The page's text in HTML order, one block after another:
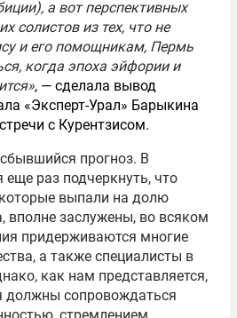
а вот перспективных
солистов из тех, что не
и его помощникам, Пермь
когда эпоха эйфории и
, — сделала вывод
«Эксперт-Урал» Барыкина
с Курентзисом.
прогноз. В
еще раз подчеркнуть, что
выпали на долю
вполне заслужены, во всяком
придерживаются многие
а также специалисты в
как нам представляется,
должны сопровождаться